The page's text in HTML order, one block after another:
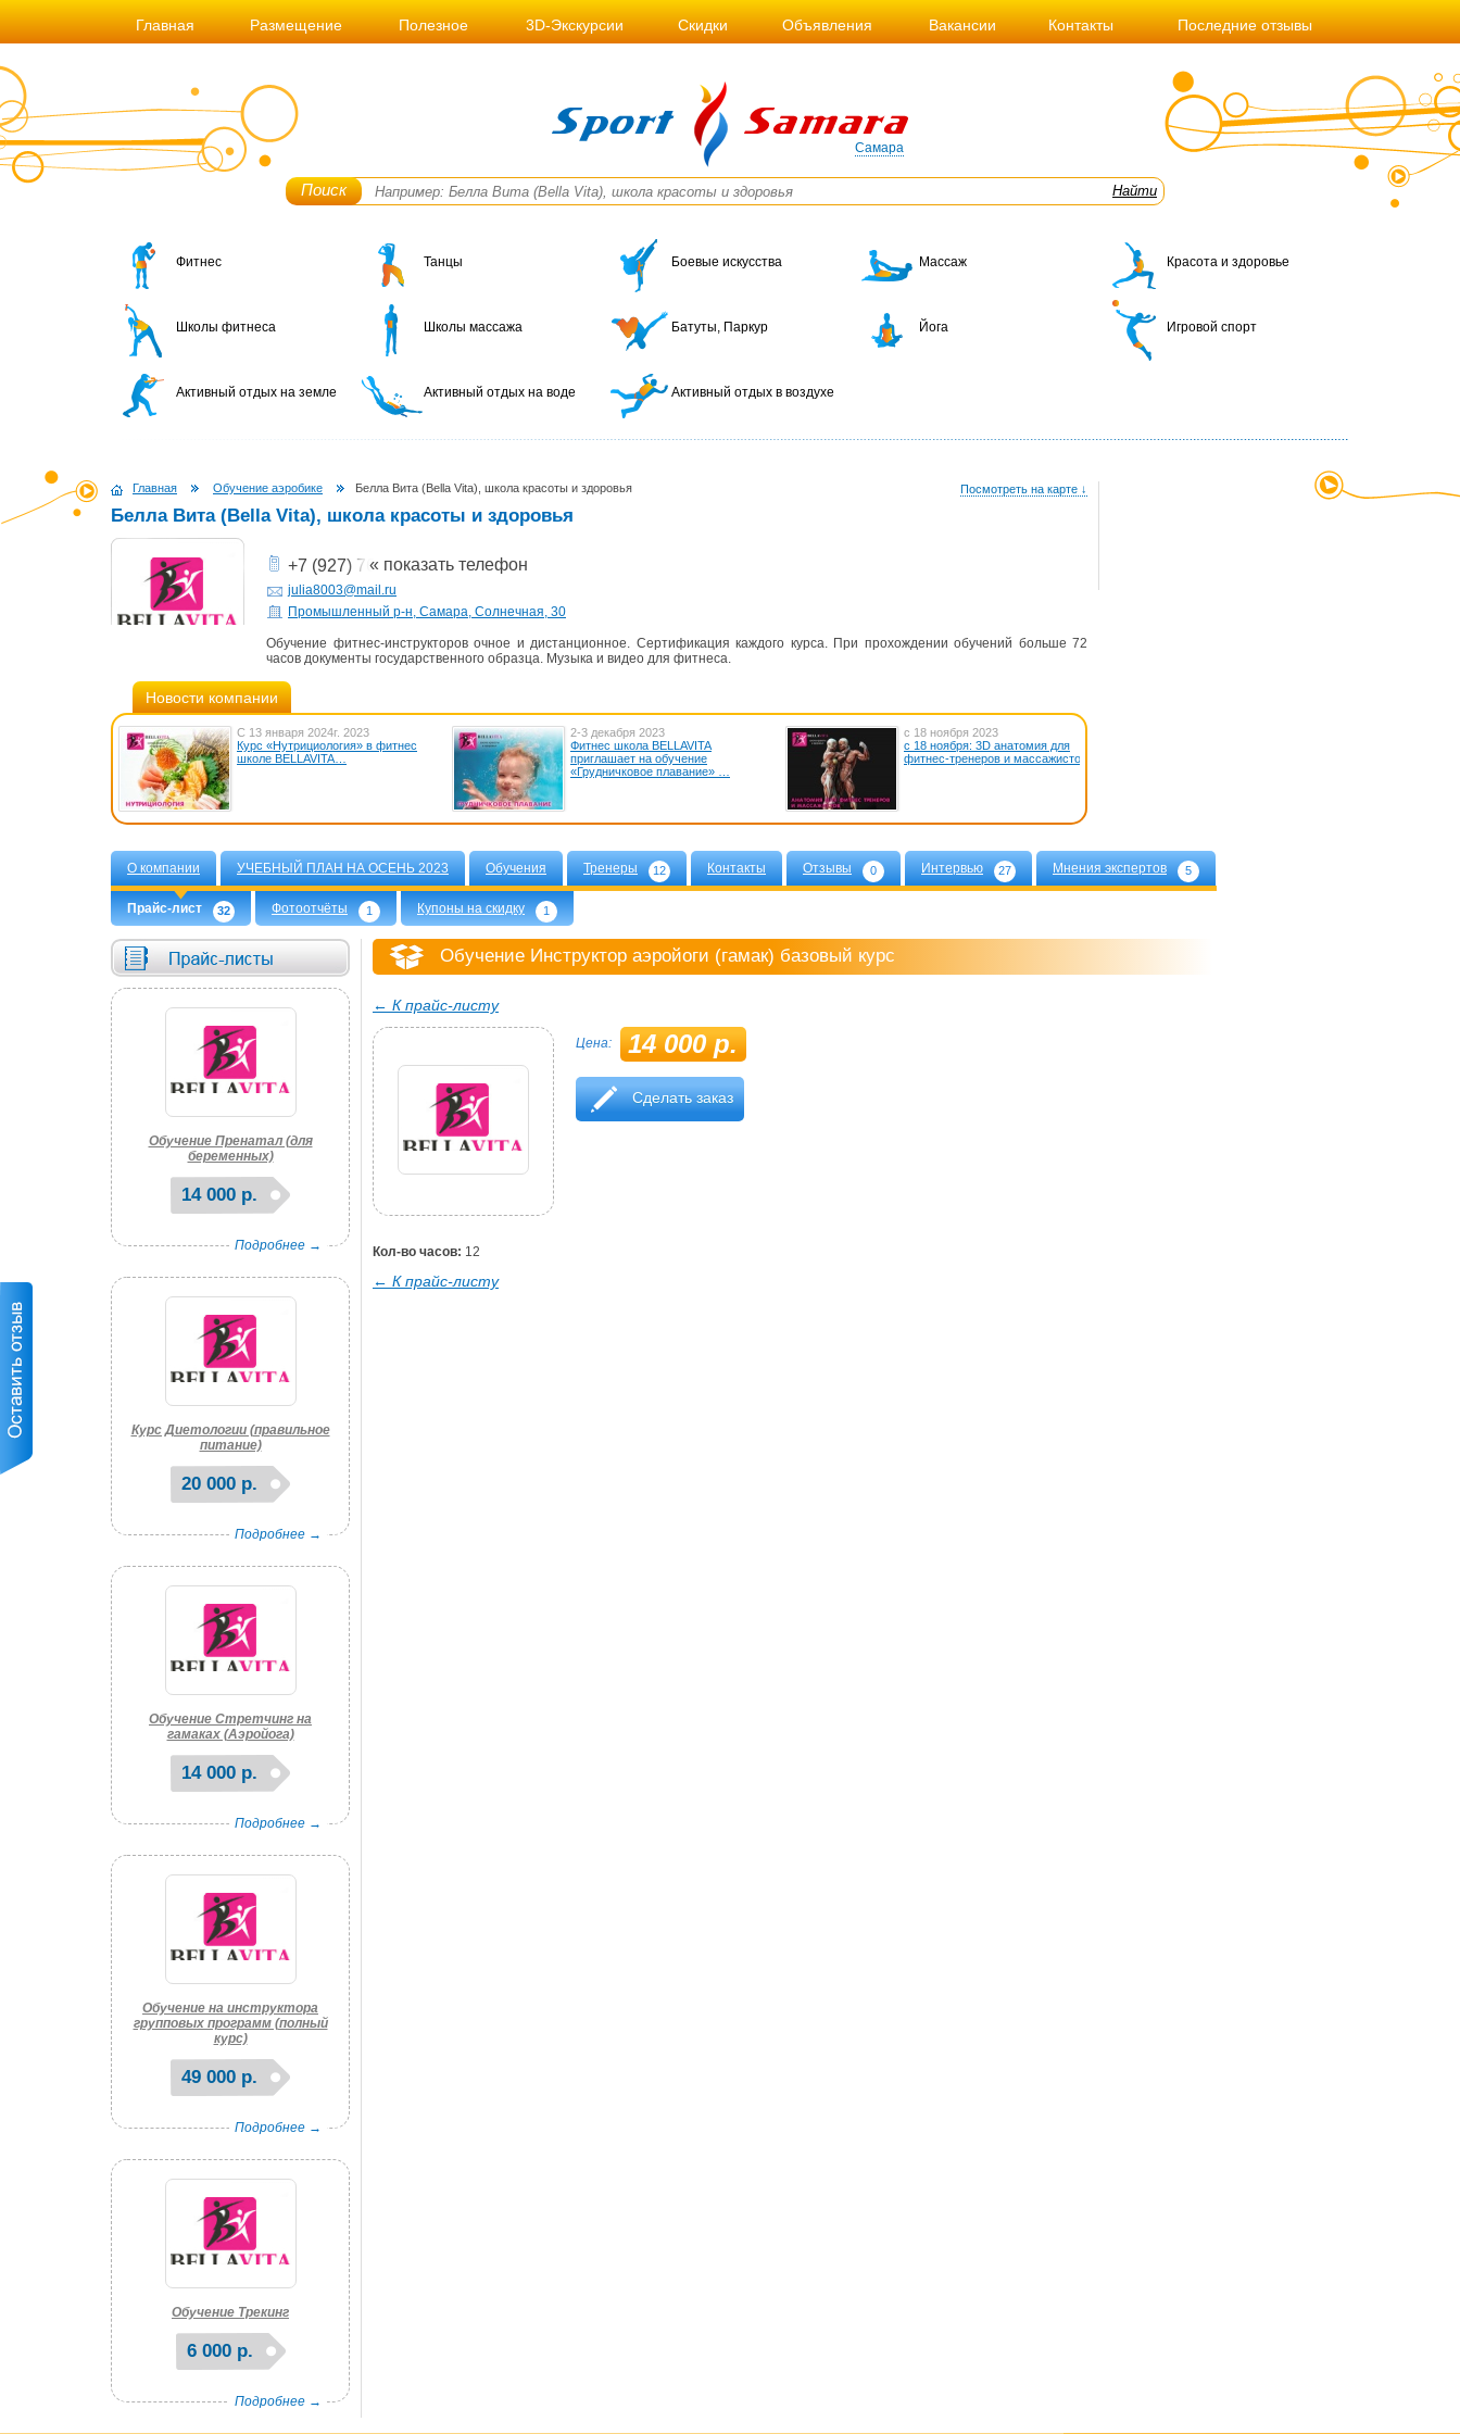
Главная Размещение Полезное 3D-Экскурсии Скидки Объявления Вакансии Контакты Последние отзывы
Самара
Поиск
Фитнес Танцы Боевые искусства Массаж Красота и здоровье
Школы фитнеса Школы массажа Батуты, Паркур Йога Игровой спорт
Активный отдых на земле Активный отдых на воде Активный отдых в воздухе
Посмотреть на карте ↓
Главная Обучение аэробике Белла Вита (Bella Vita), школа красоты и здоровья
Белла Вита (Bella Vita), школа красоты и здоровья
+7 (927) 763-33-37« показать телефон
julia8003@mail.ru
Промышленный р-н, Самара, Солнечная, 30
Обучение фитнес-инструкторов очное и дистанционное. Сертификация каждого курса. При прохождении обучений больше 72
часов документы государственного образца. Музыка и видео для фитнеса.
Новости компании
С 13 января 2024г. 2023
Курс «Нутрициология» в фитнес
школе BELLAVITA…
2-3 декабря 2023
Фитнес школа BELLAVITA
приглашает на обучение
«Грудничковое плавание» …
с 18 ноября 2023
с 18 ноября: 3D анатомия для
фитнес-тренеров и массажистов!…
О компании УЧЕБНЫЙ ПЛАН НА ОСЕНЬ 2023 Обучения Тренеры 12 Контакты Отзывы 0 Интервью 27 Мнения экспертов 5
Прайс-лист 32 Фотоотчёты 1 Купоны на скидку 1
Обучение Пренатал (для
беременных)
14 000 р.
Подробнее →
Курс Диетологии (правильное
питание)
20 000 р.
Подробнее →
Обучение Стретчинг на
гамаках (Аэройога)
14 000 р.
Подробнее →
Обучение на инструктора
групповых программ (полный
курс)
49 000 р.
Подробнее →
Обучение Трекинг
6 000 р.
Подробнее →
Обучение Инструктор аэройоги (гамак) базовый курс
← К прайс-листу
Цена: 14 000 р.
Сделать заказ
Кол-во часов: 12
← К прайс-листу